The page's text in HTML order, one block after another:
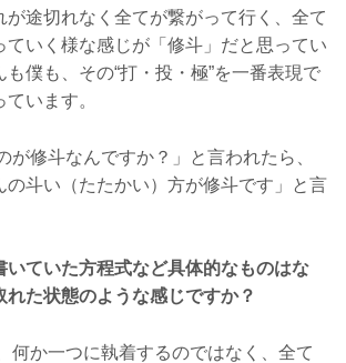
が途切れなく全てが繋がって行く、全て
ていく様な感じが「修斗」だと思ってい
も僕も、その“打・投・極”を一番表現で
います。
が修斗なんですか？」と言われたら、
の斗い（たたかい）方が修斗です」と言
いていた方程式など具体的なものはな
れた状態のような感じですか？
何か一つに執着するのではなく、全て